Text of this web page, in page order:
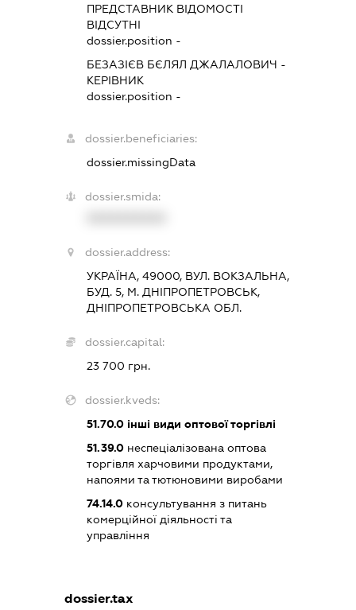
ПРЕДСТАВНИК ВІДОМОСТІ
ВІДСУТНІ
dossier.position -
БЕЗАЗІЄВ БЄЛЯЛ ДЖАЛАЛОВИЧ -
КЕРІВНИК
dossier.position -
dossier.beneficiaries:
dossier.missingData
dossier.smida:
dossier.address:
УКРАЇНА, 49000, ВУЛ. ВОКЗАЛЬНА,
БУД. 5, М. ДНІПРОПЕТРОВСЬК,
ДНІПРОПЕТРОВСЬКА ОБЛ.
dossier.capital:
23 700 грн.
dossier.kveds:
51.70.0інші види оптової торгівлі
51.39.0неспеціалізована оптова
торгівля харчовими продуктами,
напоями та тютюновими виробами
74.14.0консультування з питань
комерційної діяльності та
управління
dossier.tax